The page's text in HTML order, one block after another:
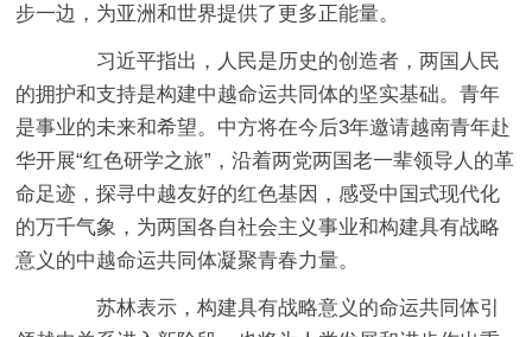
步一边，为亚洲和世界提供了更多正能量。
习近平指出，人民是历史的创造者，两国人民
的拥护和支持是构建中越命运共同体的坚实基础。青年
是事业的未来和希望。中方将在今后3年邀请越南青年赴
华开展“红色研学之旅”，沿着两党两国老一辈领导人的革
命足迹，探寻中越友好的红色基因，感受中国式现代化
的万千气象，为两国各自社会主义事业和构建具有战略
意义的中越命运共同体凝聚青春力量。
苏林表示，构建具有战略意义的命运共同体引